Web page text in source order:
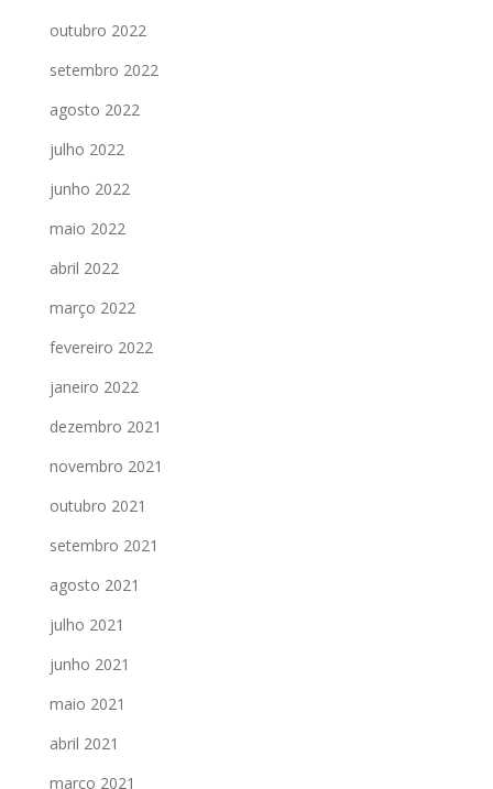
outubro 2022
setembro 2022
agosto 2022
julho 2022
junho 2022
maio 2022
abril 2022
março 2022
fevereiro 2022
janeiro 2022
dezembro 2021
novembro 2021
outubro 2021
setembro 2021
agosto 2021
julho 2021
junho 2021
maio 2021
abril 2021
março 2021